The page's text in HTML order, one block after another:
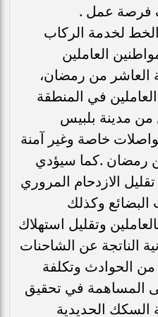
لخدمة الركاب
العاملين
العاشر من رمضان،
90% من العاملين في المنطقة
من مدينة بلبيس
خاصة وغير آمنة
رمضان .كما سيؤدي
الازدحام المروري
وكذلك
وتقليل استهلاك
الناتجة عن الشاحنات
من الحوادث وتكلفة
المساهمة في تحقيق
الحديدية